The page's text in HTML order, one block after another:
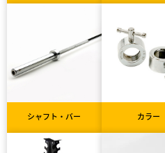
シャフト・バー カラー